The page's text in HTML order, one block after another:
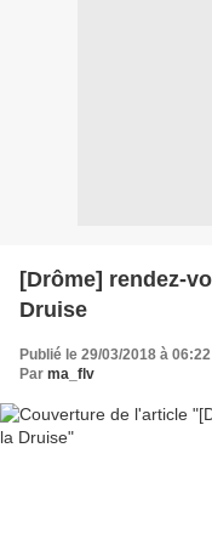
[Drôme] rendez-
Druise
Publié le 29/03/2018 à 06:22
Par ma_flv